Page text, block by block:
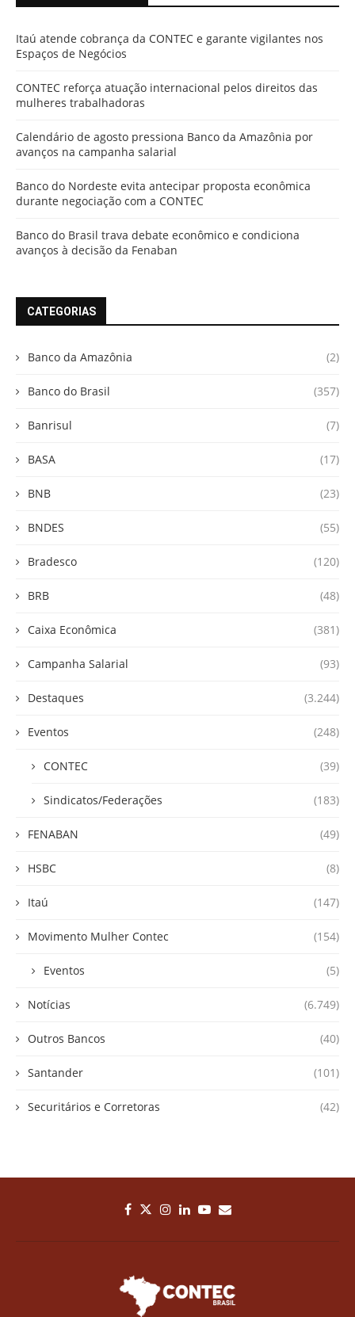
Itaú atende cobrança da CONTEC e garante vigilantes nos
Espaços de Negócios
CONTEC reforça atuação internacional pelos direitos das
mulheres trabalhadoras
Calendário de agosto pressiona Banco da Amazônia por
avanços na campanha salarial
Banco do Nordeste evita antecipar proposta econômica
durante negociação com a CONTEC
Banco do Brasil trava debate econômico e condiciona
avanços à decisão da Fenaban
CATEGORIAS
Banco da Amazônia (2)
Banco do Brasil (357)
Banrisul (7)
BASA (17)
BNB (23)
BNDES (55)
Bradesco (120)
BRB (48)
Caixa Econômica (381)
Campanha Salarial (93)
Destaques (3.244)
Eventos (248)
CONTEC (39)
Sindicatos/Federações (183)
FENABAN (49)
HSBC (8)
Itaú (147)
Movimento Mulher Contec (154)
Eventos (5)
Notícias (6.749)
Outros Bancos (40)
Santander (101)
Securitários e Corretoras (42)